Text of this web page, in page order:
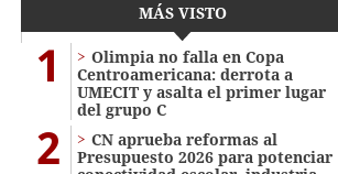
MÁS VISTO
1
Olimpia no falla en Copa
Centroamericana: derrota a
UMECIT y asalta el primer lugar
del grupo C
2
CN aprueba reformas al
Presupuesto 2026 para potenciar